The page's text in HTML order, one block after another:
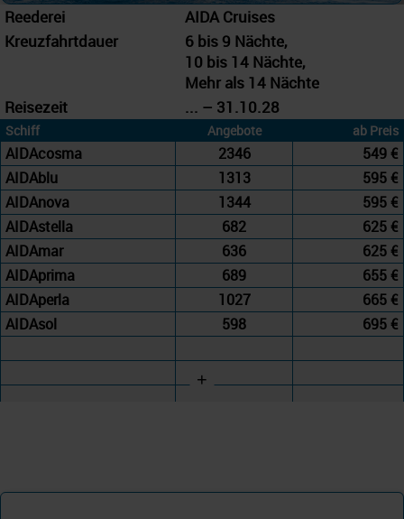
Reederei
AIDA Cruises
Kreuzfahrtdauer
6 bis 9 Nächte,
10 bis 14 Nächte,
Mehr als 14 Nächte
Reisezeit
... – 31.10.28
Schiff Angebote ab Preis
AIDAcosma 2346
549 €
AIDAblu
1313
595 €
AIDAnova
1344
595 €
AIDAstella
682
625 €
AIDAmar
636
625 €
AIDAprima
689
655 €
AIDAperla
1027
665 €
AIDAsol
598 695 €
+